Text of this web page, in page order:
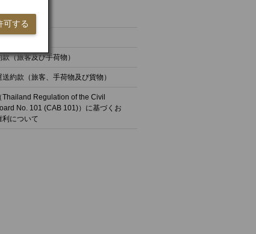
可する
護
（旅客及び手荷物）
送約款（旅客、手荷物及び貨物）
Thailand Regulation of the Civil
No. 101 (CAB 101)）に基づくお
利について